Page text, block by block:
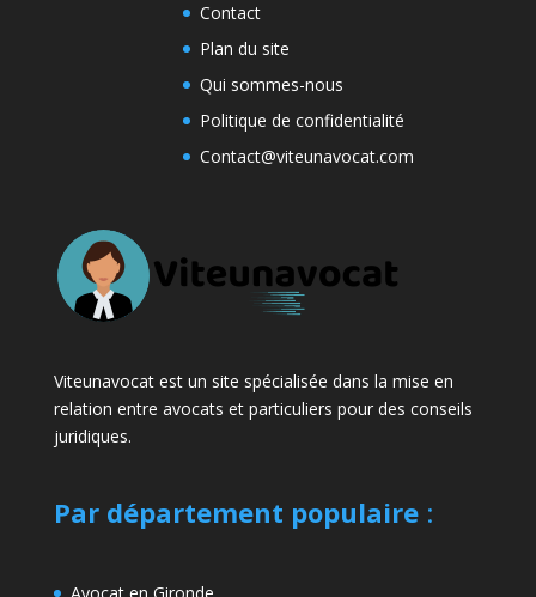
Contact
Plan du site
Qui sommes-nous
Politique de confidentialité
Contact@viteunavocat.com
Viteunavocat est un site spécialisée dans la mise en
relation entre avocats et particuliers pour des conseils
juridiques.
Par département populaire:
Avocat en Gironde